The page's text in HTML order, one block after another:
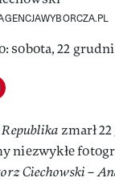
sobota, 22
na whatsapp
do przyjaciela
Republika zmarł
niezwykłe
Ciechowski –